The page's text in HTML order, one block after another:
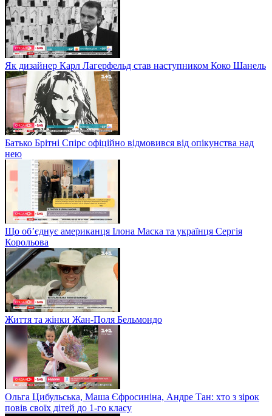
Як дизайнер Карл Лагерфельд став наступником Коко Шанель
Батько Брітні Спірс офіційно відмовився від опікунства над
нею
Що об’єднує американця Ілона Маска та українця Сергія
Корольова
Життя та жінки Жан-Поля Бельмондо
Ольга Цибульська, Маша Єфросиніна, Андре Тан: хто з зірок
повів своїх дітей до 1-го класу